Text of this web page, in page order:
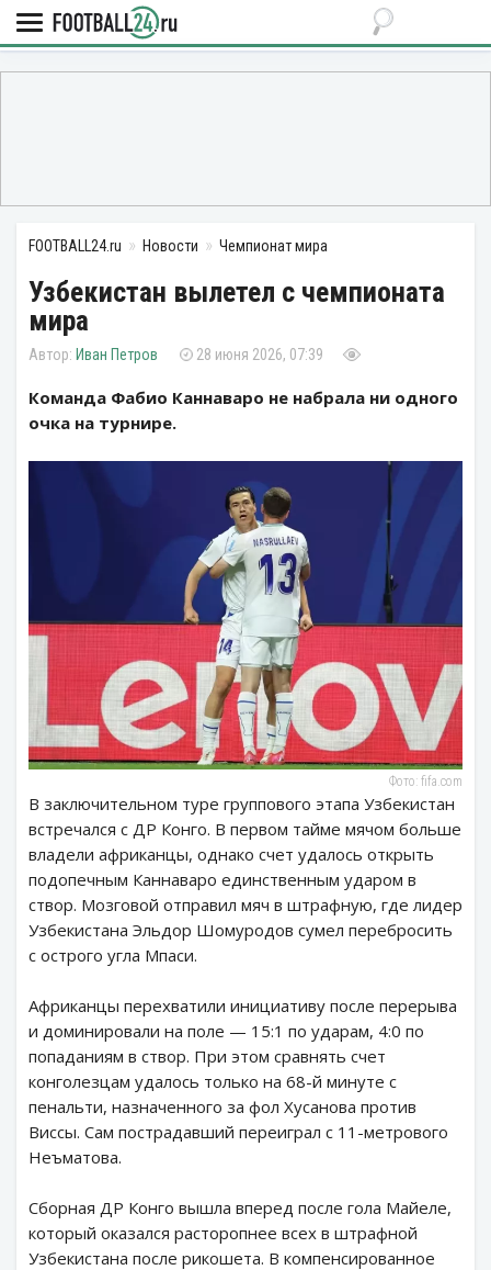
FOOTBALL24.ru Новости Чемпионат мира
Узбекистан вылетел с чемпионата
мира
Иван Петров 28 июня 2026, 07:39
Команда Фабио Каннаваро не набрала ни одного
очка на турнире.
Фото: fifa.com
В заключительном туре группового этапа Узбекистан
встречался с ДР Конго. В первом тайме мячом больше
владели африканцы, однако счет удалось открыть
подопечным Каннаваро единственным ударом в
створ. Мозговой отправил мяч в штрафную, где лидер
Узбекистана Эльдор Шомуродов сумел перебросить
с острого угла Мпаси.
Африканцы перехватили инициативу после перерыва
и доминировали на поле — 15:1 по ударам, 4:0 по
попаданиям в створ. При этом сравнять счет
конголезцам удалось только на 68-й минуте с
пенальти, назначенного за фол Хусанова против
Виссы. Сам пострадавший переиграл с 11-метрового
Неъматова.
Сборная ДР Конго вышла вперед после гола Майеле,
который оказался расторопнее всех в штрафной
Узбекистана после рикошета. В компенсированное